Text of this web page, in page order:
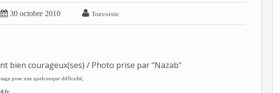
 30 octobre 2010  Tonvoisin
bien courageux(ses) / Photo prise par "Nazab"
pose une quelconque difficulté,